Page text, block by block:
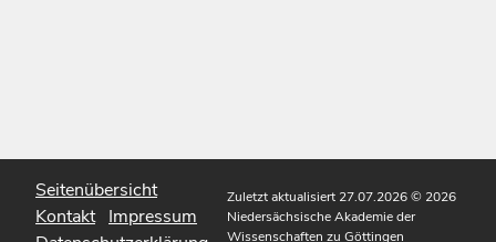
Seitenübersicht
Kontakt Impressum
Zuletzt aktualisiert 27.07.2026© 2026
Niedersächsische Akademie der
Wissenschaften zu Göttingen